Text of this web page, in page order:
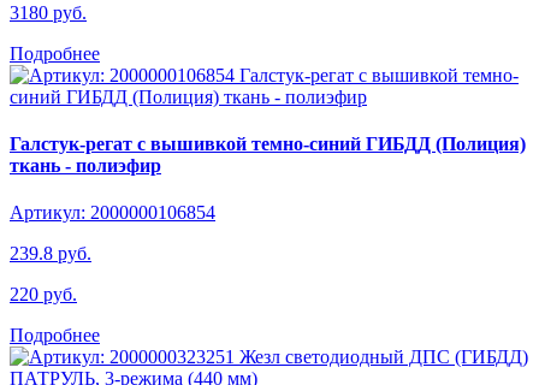
3180 руб.
Подробнее
Галстук-регат с вышивкой темно-синий ГИБДД (Полиция)
ткань - полиэфир
Артикул: 2000000106854
239.8 руб.
220 руб.
Подробнее